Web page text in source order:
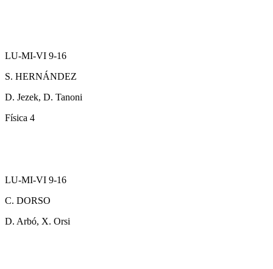
LU-MI-VI 9-16
S. HERNÁNDEZ
D. Jezek, D. Tanoni
Física 4
LU-MI-VI 9-16
C. DORSO
D. Arbó, X. Orsi